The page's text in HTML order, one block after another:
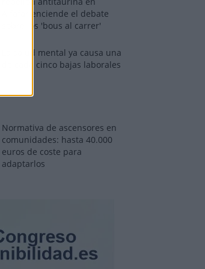
Alfafar enciende el debate
sobre los 'bous al carrer'
La salud mental ya causa una
de cada cinco bajas laborales
Normativa de ascensores en
comunidades: hasta 40.000
euros de coste para
adaptarlos